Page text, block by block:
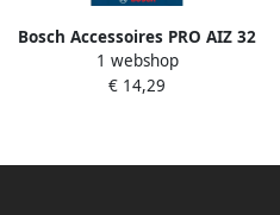
Bosch Accessoires PRO AIZ 32
AIB Multitool zaagblad | 32 x
50 mm 2608669074
1 webshop
€ 14,29